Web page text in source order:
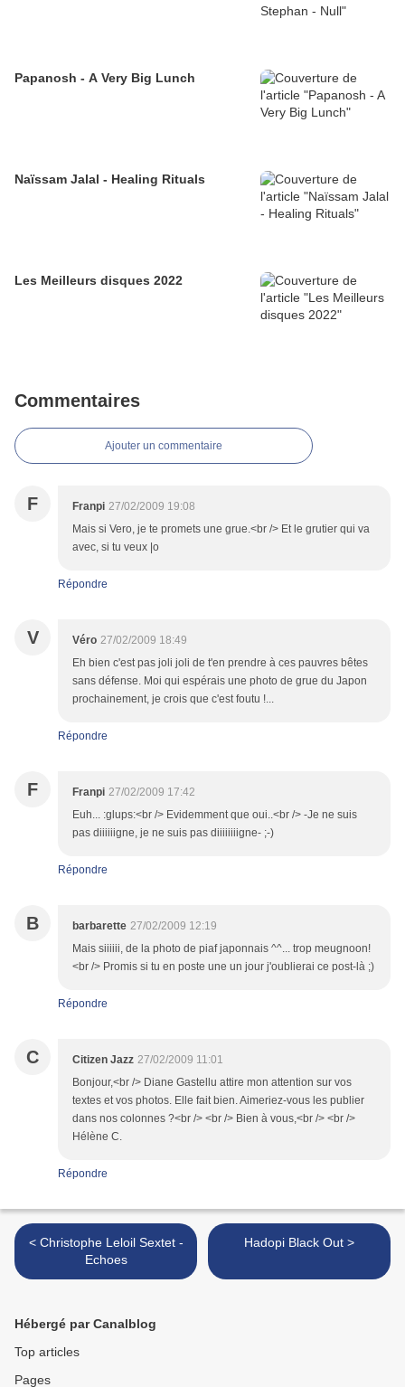
Papanosh - A Very Big Lunch
Naïssam Jalal - Healing Rituals
Les Meilleurs disques 2022
Commentaires
Ajouter un commentaire
F Franpi 27/02/2009 19:08
Mais si Vero, je te promets une grue.<br /> Et le grutier qui va
avec, si tu veux |o
Répondre
V Véro 27/02/2009 18:49
Eh bien c'est pas joli joli de t'en prendre à ces pauvres bêtes
sans défense. Moi qui espérais une photo de grue du Japon
prochainement, je crois que c'est foutu !...
Répondre
F Franpi 27/02/2009 17:42
Euh... :glups:<br /> Evidemment que oui..<br /> -Je ne suis
pas diiiiiigne, je ne suis pas diiiiiiiigne- ;-)
Répondre
B barbarette 27/02/2009 12:19
Mais siiiiii, de la photo de piaf japonnais ^^... trop meugnoon!
<br /> Promis si tu en poste une un jour j'oublierai ce post-là ;)
Répondre
C Citizen Jazz 27/02/2009 11:01
Bonjour,<br /> Diane Gastellu attire mon attention sur vos
textes et vos photos. Elle fait bien. Aimeriez-vous les publier
dans nos colonnes ?<br /> <br /> Bien à vous,<br /> <br />
Hélène C.
Répondre
< Christophe Leloil Sextet -
Echoes
Hadopi Black Out >
Hébergé par Canalblog
Top articles
Pages